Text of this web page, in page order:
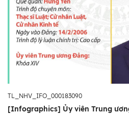
TL_NHV_IFO_000183090
[Infographics] Ủy viên Trung